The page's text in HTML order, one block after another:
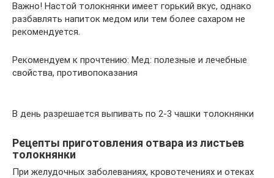
Важно! Настой толокнянки имеет горький вкус, однако
разбавлять напиток медом или тем более сахаром не
рекомендуется.
Рекомендуем к прочтению: Мед: полезные и лечебные
свойства, противопоказания
В день разрешается выпивать по 2-3 чашки толокнянки
Рецепты приготовления отвара из листьев
толокнянки
При желудочных заболеваниях, кровотечениях и отеках